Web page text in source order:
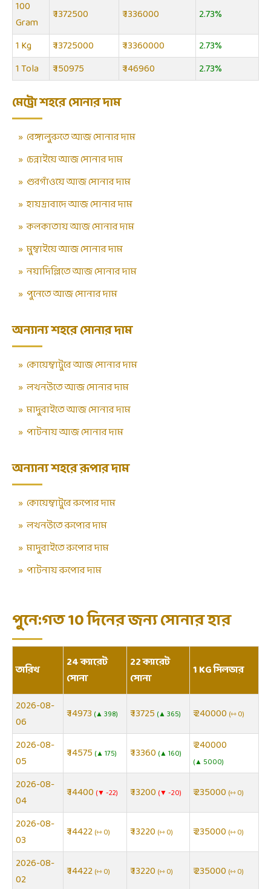
100
Gram
₹ 1372500 ₹ 1336000
2.73%
1 Kg
₹ 13725000 ₹ 13360000
2.73%
1 Tola
₹ 150975 ₹ 146960 2.73%
মেট্রো শহরে সোনার দাম
» বেঙ্গালুরুতে আজ সোনার দাম
» চেন্নাইয়ে আজ সোনার দাম
» গুরগাঁওয়ে আজ সোনার দাম
»হায়দ্রাবাদে আজ সোনার দাম
»কলকাতায় আজ সোনার দাম
»মুম্বাইয়ে আজ সোনার দাম
»নয়াদিল্লিতে আজ সোনার দাম
» পুনেতে আজ সোনার দাম
অন্যান্য শহরে সোনার দাম
» কোয়েম্বাটুরে আজ সোনার দাম
»লখনউতে আজ সোনার দাম
»মাদুরাইতে আজ সোনার দাম
» পাটনায় আজ সোনার দাম
অন্যান্য শহরে রূপার দাম
» কোয়েম্বাটুরে রুপোর দাম
»লখনউতে রুপোর দাম
»মাদুরাইতে রুপোর দাম
» পাটনায় রুপোর দাম
পুনে:গত 10 দিনের জন্য সোনার হার
তারিখ
24 ক্যারেট
সোনা
22 ক্যারেট
সোনা
1 KG সিলভার
2026-08-
06
₹ 14973 ▲ 398 ₹ 13725 ▲ 365 ₹ 240000 ⇿ 0
2026-08-
05
₹ 14575 ▲ 175 ₹ 13360 ▲ 160
₹ 240000
▲ 5000
2026-08-
04
₹ 14400 ▼ -22 ₹ 13200 ▼ -20 ₹ 235000 ⇿ 0
2026-08-
03
₹ 14422 ⇿ 0 ₹ 13220 ⇿ 0 ₹ 235000 ⇿ 0
2026-08-
02
₹ 14422 ⇿ 0 ₹ 13220 ⇿ 0 ₹ 235000 ⇿ 0